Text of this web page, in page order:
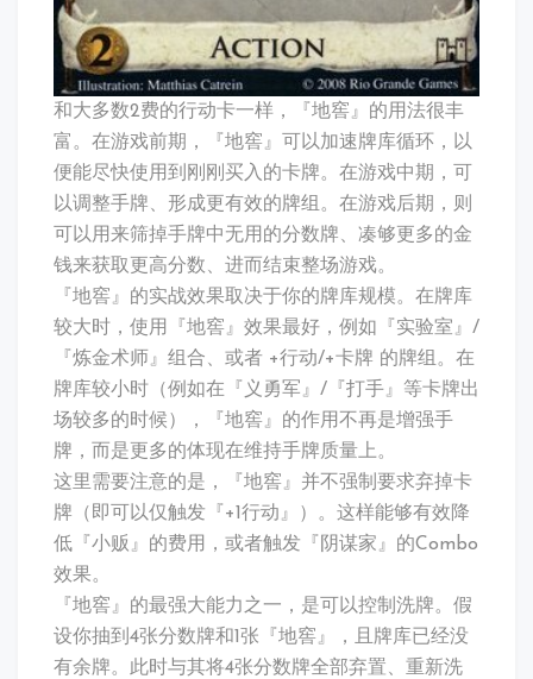
和大多数2费的行动卡一样，『地窖』的用法很丰
富。在游戏前期，『地窖』可以加速牌库循环，以
便能尽快使用到刚刚买入的卡牌。在游戏中期，可
以调整手牌、形成更有效的牌组。在游戏后期，则
可以用来筛掉手牌中无用的分数牌、凑够更多的金
钱来获取更高分数、进而结束整场游戏。
『地窖』的实战效果取决于你的牌库规模。在牌库
较大时，使用『地窖』效果最好，例如『实验室』/
『炼金术师』组合、或者 +行动/+卡牌 的牌组。在
牌库较小时（例如在『义勇军』/『打手』等卡牌出
场较多的时候），『地窖』的作用不再是增强手
牌，而是更多的体现在维持手牌质量上。
这里需要注意的是，『地窖』并不强制要求弃掉卡
牌（即可以仅触发『+1行动』）。这样能够有效降
低『小贩』的费用，或者触发『阴谋家』的Combo
效果。
『地窖』的最强大能力之一，是可以控制洗牌。假
设你抽到4张分数牌和1张『地窖』，且牌库已经没
有余牌。此时与其将4张分数牌全部弃置、重新洗